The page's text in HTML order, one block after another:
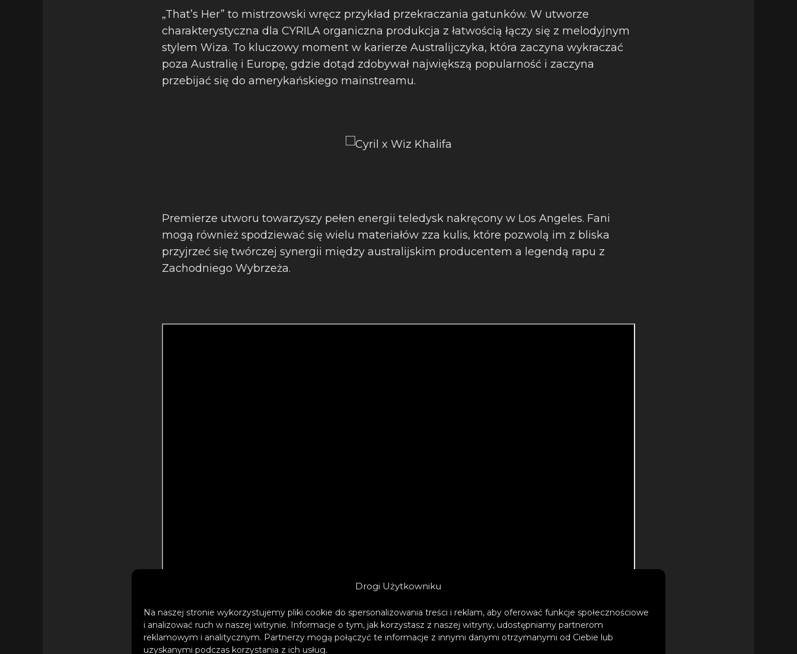
Drogi Użytkowniku
Na naszej stronie wykorzystujemy pliki cookie do spersonalizowania treści i reklam, aby oferować funkcje społecznościowe
i analizować ruch w naszej witrynie. Informacje o tym, jak korzystasz z naszej witryny, udostępniamy partnerom
reklamowym i analitycznym. Partnerzy mogą połączyć te informacje z innymi danymi otrzymanymi od Ciebie lub
uzyskanymi podczas korzystania z ich usług.
„That’s Her” to mistrzowski wręcz przykład przekraczania gatunków. W utworze
charakterystyczna dla CYRILA organiczna produkcja z łatwością łączy się z melodyjnym
stylem Wiza. To kluczowy moment w karierze Australijczyka, która zaczyna wykraczać
poza Australię i Europę, gdzie dotąd zdobywał największą popularność i zaczyna
przebijać się do amerykańskiego mainstreamu.
Premierze utworu towarzyszy pełen energii teledysk nakręcony w Los Angeles. Fani
mogą również spodziewać się wielu materiałów zza kulis, które pozwolą im z bliska
przyjrzeć się twórczej synergii między australijskim producentem a legendą rapu z
Zachodniego Wybrzeża.